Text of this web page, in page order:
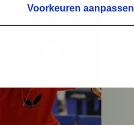
Voorkeuren aanpassen